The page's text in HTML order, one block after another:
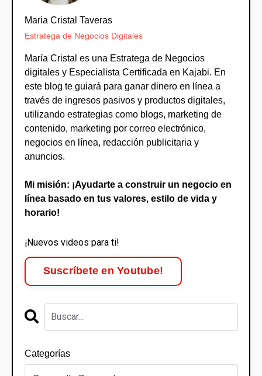
Maria Cristal Taveras
Estratega de Negocios Digitales
María Cristal es una Estratega de Negocios
digitales y Especialista Certificada en Kajabi. En
este blog te guiará para ganar dinero en línea a
través de ingresos pasivos y productos digitales,
utilizando estrategias como blogs, marketing de
contenido, marketing por correo electrónico,
negocios en línea, redacción publicitaria y
anuncios.
Mi misión: ¡Ayudarte a construir un negocio en
línea basado en tus valores, estilo de vida y
horario!
¡Nuevos videos para ti!
Suscríbete en Youtube!
Categorías